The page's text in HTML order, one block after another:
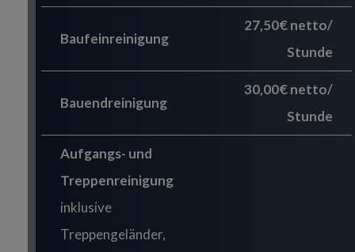
Baufeinreinigung
27,50€ netto/
Stunde
Bauendreinigung
30,00€ netto/
Stunde
Aufgangs- und
Treppenreinigung
inklusive
Treppengeländer,